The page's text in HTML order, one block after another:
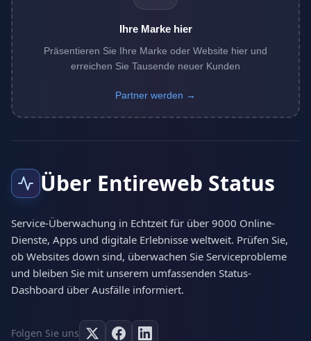
Ihre Marke hier
Präsentieren Sie Ihre Marke oder Website hier und
erreichen Sie Tausende neuer Kunden
Partner werden →
Über Entireweb Status
Service-Überwachung in Echtzeit für über 9000 Online-
Dienste, Apps und digitale Erlebnisse weltweit. Prüfen Sie,
ob Websites down sind, überwachen Sie Serviceprobleme
und bleiben Sie mit unserem umfassenden Status-
Dashboard über Ausfälle informiert.
Folgen Sie uns